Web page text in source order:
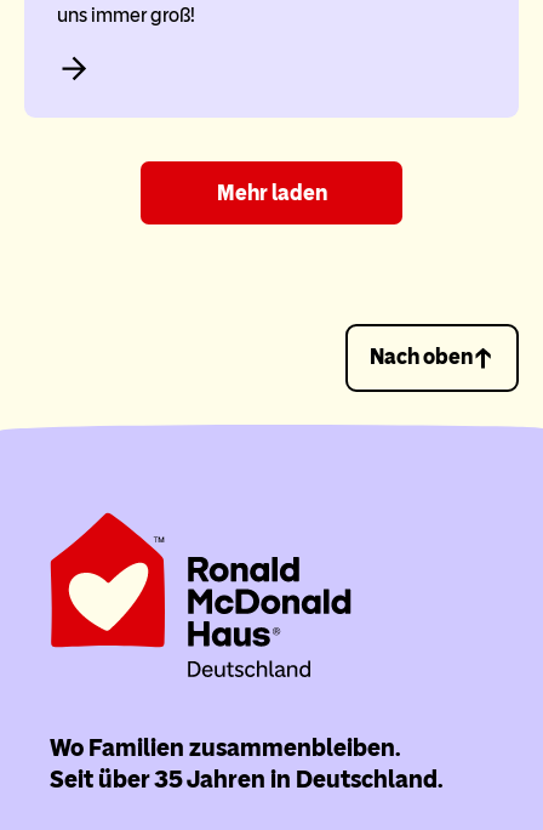
uns immer groß!
Mehr laden
Nach oben
Wo Familien zusammenbleiben.
Seit über 35 Jahren in Deutschland.